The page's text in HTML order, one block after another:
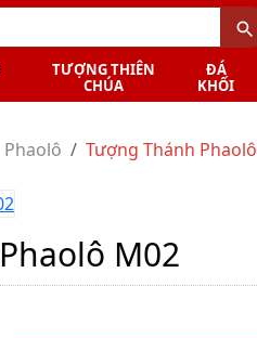
TƯỢNG THIÊN
CHÚA
ĐÁ
KHỐI
Tượng Thánh
M02